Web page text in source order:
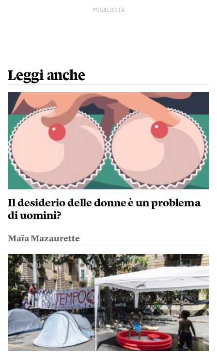
PUBBLICITÀ
Leggi anche
Il desiderio delle donne è un problema
di uomini?
Maïa Mazaurette